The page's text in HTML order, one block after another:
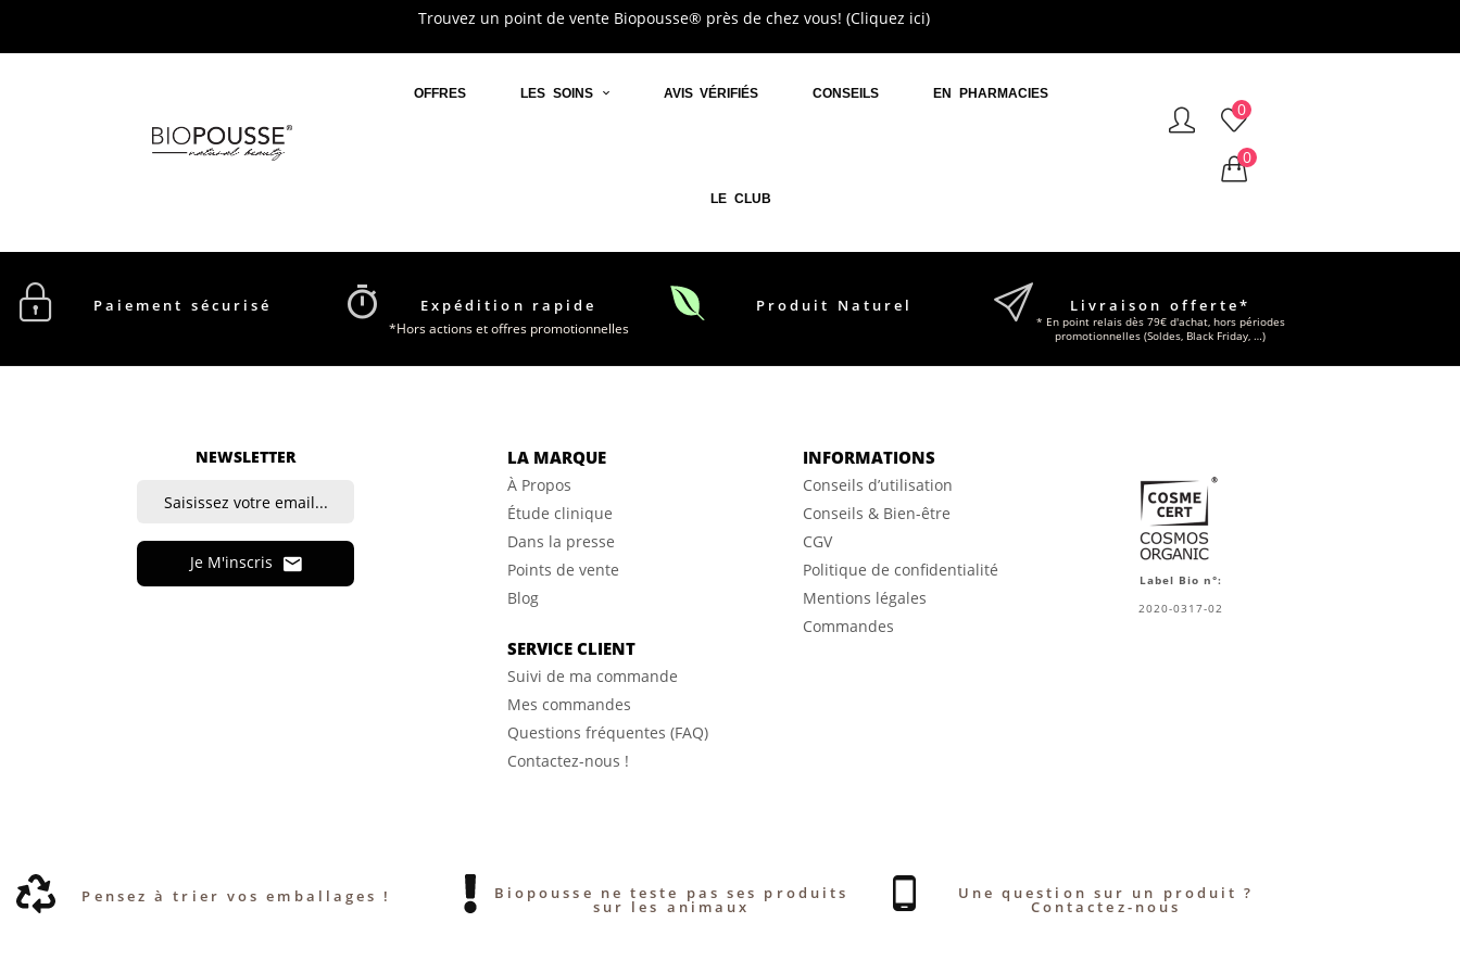
Trouvez un point de vente Biopousse® près de chez vous! (Cliquez ici)
OFFRES LES SOINS AVIS VÉRIFIÉS CONSEILS EN PHARMACIES
LE CLUB
0
0
Paiement sécurisé Expédition rapide
*Hors actions et offres promotionnelles
Produit Naturel Livraison offerte*
* En point relais dès 79€ d'achat, hors périodes
promotionnelles (Soldes, Black Friday, …)
NEWSLETTER
Je M'inscris
LA MARQUE
À Propos
Étude clinique
Dans la presse
Points de vente
Blog
SERVICE CLIENT
Suivi de ma commande
Mes commandes
Questions fréquentes (FAQ)
Contactez-nous !
INFORMATIONS
Conseils d’utilisation
Conseils & Bien-être
CGV
Politique de confidentialité
Mentions légales
Commandes
Label Bio n°:
2020-0317-02
Pensez à trier vos emballages ! Biopousse ne teste pas ses produits
sur les animaux
Une question sur un produit ?
Contactez-nous